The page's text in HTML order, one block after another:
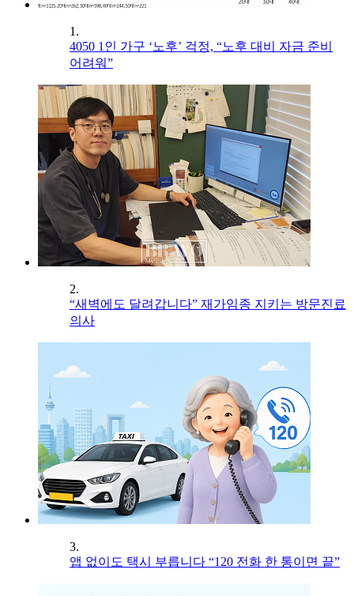
1.
4050 1인 가구 ‘노후’ 걱정, “노후 대비 자금 준비
어려워”
2.
“새벽에도 달려갑니다” 재가임종 지키는 방문진료
의사
3.
앱 없이도 택시 부릅니다 “120 전화 한 통이면 끝”